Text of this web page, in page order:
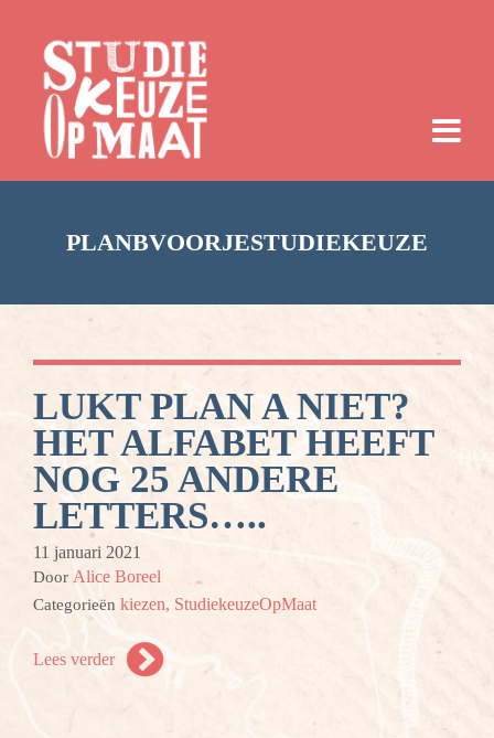
PLANBVOORJESTUDIEKEUZE
LUKT PLAN A NIET?
HET ALFABET HEEFT
NOG 25 ANDERE
LETTERS…..
11 januari 2021
Door Alice Boreel
Categorieën kiezen, StudiekeuzeOpMaat
Lees verder